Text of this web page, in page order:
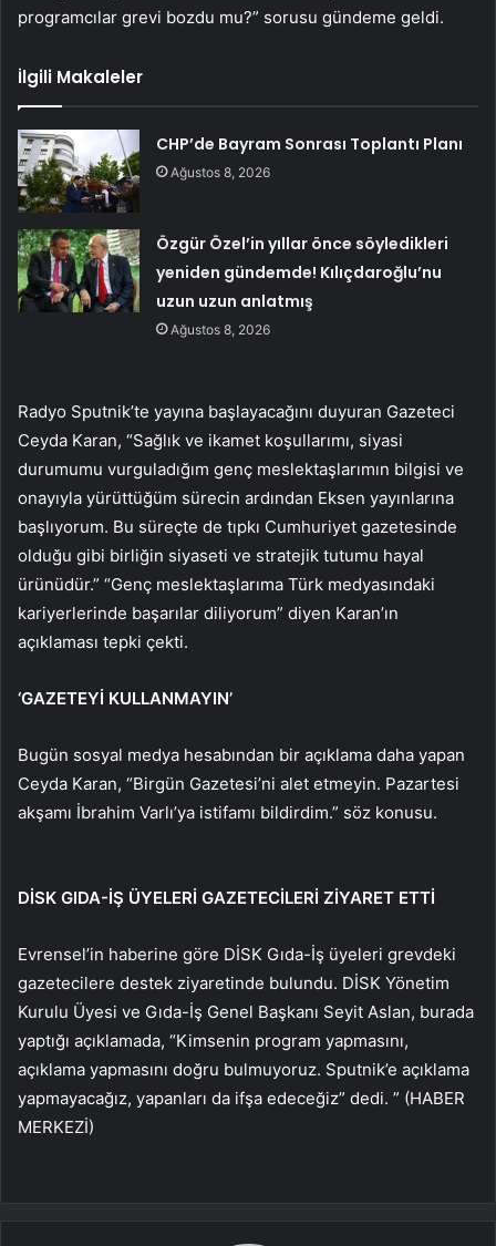
programcılar grevi bozdu mu?” sorusu gündeme geldi.
İlgili Makaleler
CHP’de Bayram Sonrası Toplantı Planı
Ağustos 8, 2026
Özgür Özel’in yıllar önce söyledikleri
yeniden gündemde! Kılıçdaroğlu’nu
uzun uzun anlatmış
Ağustos 8, 2026
Radyo Sputnik’te yayına başlayacağını duyuran Gazeteci
Ceyda Karan, “Sağlık ve ikamet koşullarımı, siyasi
durumumu vurguladığım genç meslektaşlarımın bilgisi ve
onayıyla yürüttüğüm sürecin ardından Eksen yayınlarına
başlıyorum. Bu süreçte de tıpkı Cumhuriyet gazetesinde
olduğu gibi birliğin siyaseti ve stratejik tutumu hayal
ürünüdür.” “Genç meslektaşlarıma Türk medyasındaki
kariyerlerinde başarılar diliyorum” diyen Karan’ın
açıklaması tepki çekti.
‘GAZETEYİ KULLANMAYIN’
Bugün sosyal medya hesabından bir açıklama daha yapan
Ceyda Karan, “Birgün Gazetesi’ni alet etmeyin. Pazartesi
akşamı İbrahim Varlı’ya istifamı bildirdim.” söz konusu.
DİSK GIDA-İŞ ÜYELERİ GAZETECİLERİ ZİYARET ETTİ
Evrensel’in haberine göre DİSK Gıda-İş üyeleri grevdeki
gazetecilere destek ziyaretinde bulundu. DİSK Yönetim
Kurulu Üyesi ve Gıda-İş Genel Başkanı Seyit Aslan, burada
yaptığı açıklamada, “Kimsenin program yapmasını,
açıklama yapmasını doğru bulmuyoruz. Sputnik’e açıklama
yapmayacağız, yapanları da ifşa edeceğiz” dedi. ” (HABER
MERKEZİ)